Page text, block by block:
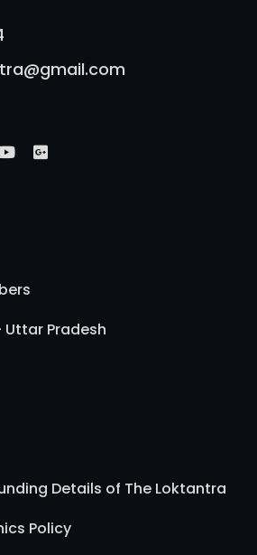
Pradesh
Details of The Loktantra
Policy